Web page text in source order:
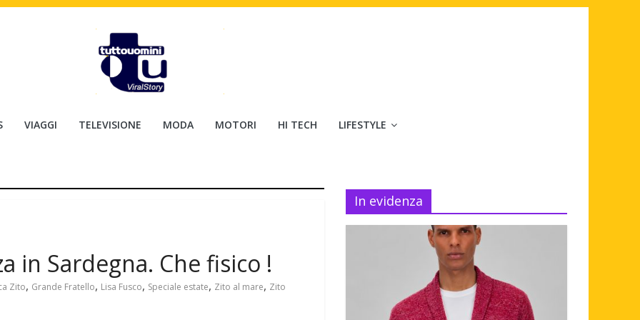
VIAGGI TELEVISIONE MODA MOTORI HI TECH LIFESTYLE
in Sardegna. Che fisico !
Zito, Grande Fratello, Lisa Fusco, Speciale estate, Zito al mare, Zito
In evidenza